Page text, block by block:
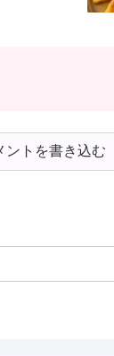
ントを書き込む